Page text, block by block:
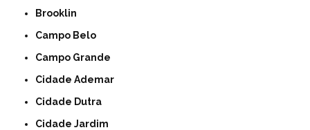
Brooklin
Campo Belo
Campo Grande
Cidade Ademar
Cidade Dutra
Cidade Jardim